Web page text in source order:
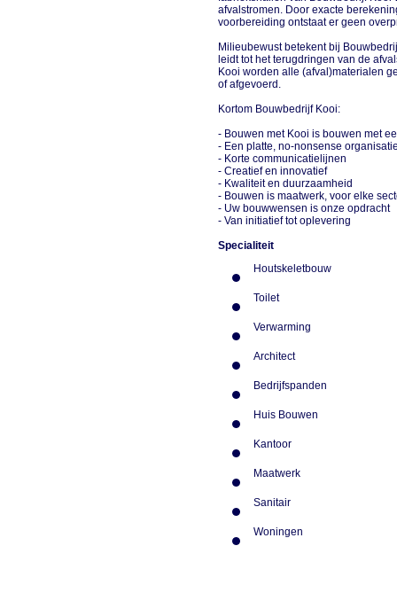
afvalstromen. Door exacte
voorbereiding ontstaat er geen
Milieubewust betekent bij
leidt tot het terugdringen van de
Kooi worden alle (afval)materialen
of afgevoerd.
Kortom Bouwbedrijf Kooi:
- Bouwen met Kooi is bouwen met
- Een platte, no-nonsense
- Korte communicatielijnen
- Creatief en innovatief
- Kwaliteit en duurzaamheid
- Bouwen is maatwerk, voor elke
- Uw bouwwensen is onze opdracht
- Van initiatief tot oplevering
Specialiteit
Houtskeletbouw
Toilet
Verwarming
Architect
Bedrijfspanden
Huis Bouwen
Kantoor
Maatwerk
Sanitair
Woningen